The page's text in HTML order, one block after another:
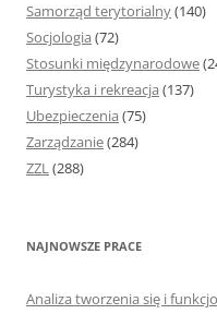
Samorząd terytorialny(140)
Socjologia (72)
Stosunki międzynarodowe
Turystyka i rekreacja (137)
Ubezpieczenia (75)
Zarządzanie(284)
ZZL(288)
NAJNOWSZE PRACE
Analiza tworzenia się i